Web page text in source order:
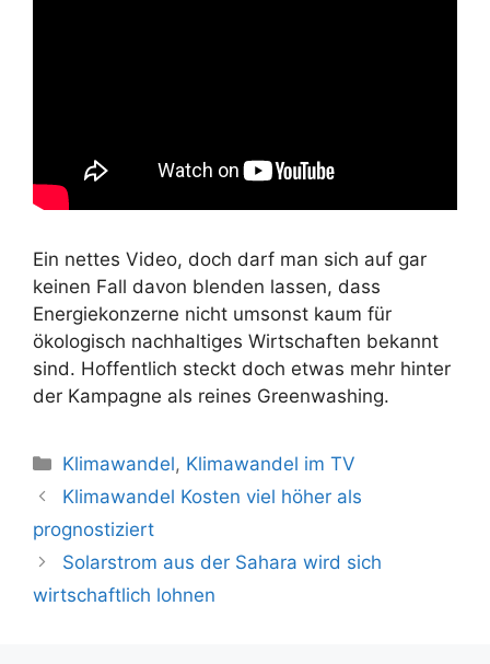
Ein nettes Video, doch darf man sich auf gar
keinen Fall davon blenden lassen, dass
Energiekonzerne nicht umsonst kaum für
ökologisch nachhaltiges Wirtschaften bekannt
sind. Hoffentlich steckt doch etwas mehr hinter
der Kampagne als reines Greenwashing.
Kategorien
Klimawandel, Klimawandel im TV
Beitrags-
Navigation
Klimawandel Kosten viel höher als
prognostiziert
Solarstrom aus der Sahara wird sich
wirtschaftlich lohnen